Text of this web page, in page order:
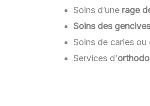
Soins d’une rage
Soins des
Soins de caries
Services d’